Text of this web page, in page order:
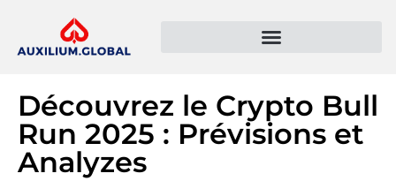
Découvrez le Crypto Bull
Run 2025 : Prévisions et
Analyzes